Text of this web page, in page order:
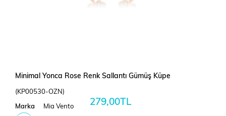
Minimal Yonca Rose Renk Sallantı Gümüş Küpe
(KP00530-OZN)
Marka Mia Vento 279,00TL